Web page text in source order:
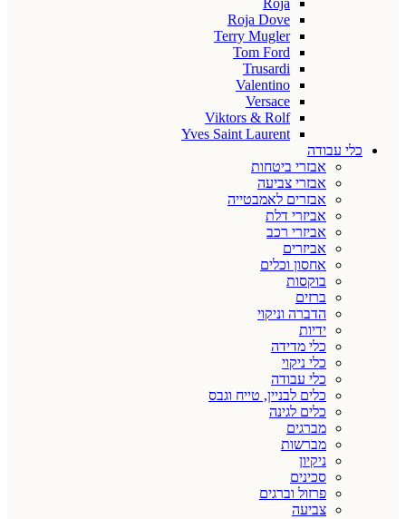
Roja
Roja Dove
Terry Mugler
Tom Ford
Trusardi
Valentino
Versace
Viktors & Rolf
Yves Saint Laurent
כלי עבודה
אבזרי ביטחות
אבזרי צביעה
אבזרים לאמבטייה
אביזרי דלת
אביזרי רכב
אביזרים
אחסון וכלים
בוקסות
ברזים
הדברה וניקוי
ידיות
כלי מדידה
כלי ניקוי
כלי עבודה
כלים לבניין, טייח וגבס
כלים לגינה
מברגים
מברשות
ניקיון
סכינים
פרזול וברגים
צביעה